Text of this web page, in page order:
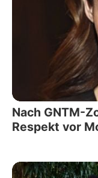
Nach GNTM-
Respekt vor